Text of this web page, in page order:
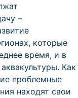
–
которые
время, и в
Как
проблемные
находят свои